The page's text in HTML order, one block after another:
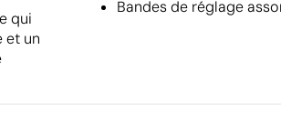
qui
et un
Bandes de réglage